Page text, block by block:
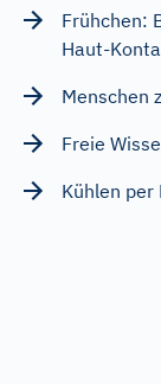
Frühchen:
Haut-
Menschen
Freie
Kühlen